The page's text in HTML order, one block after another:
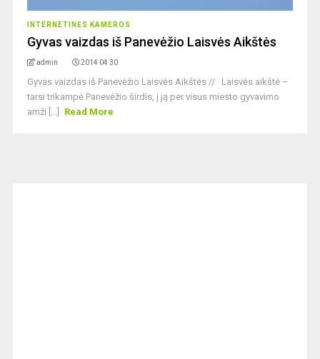
INTERNETINĖS KAMEROS
Gyvas vaizdas iš Panevėžio Laisvės Aikštės
admin 2014 04 30
Gyvas vaizdas iš Panevėžio Laisvės Aikštės // Laisvės aikštė –
tarsi trikampė Panevėžio širdis, į ją per visus miesto gyvavimo
amži [...]
Read More